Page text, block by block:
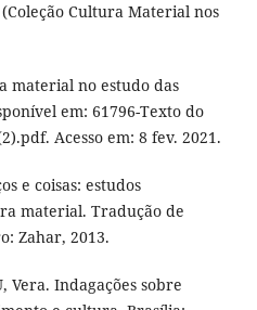
Cultura Material nos
material no estudo das
em: 61796-Texto do
Acesso em: 8 fev. 2021.
e coisas: estudos
material. Tradução de
Zahar, 2013.
Vera. Indagações sobre